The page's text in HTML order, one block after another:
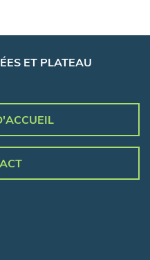
ET PLATEAU